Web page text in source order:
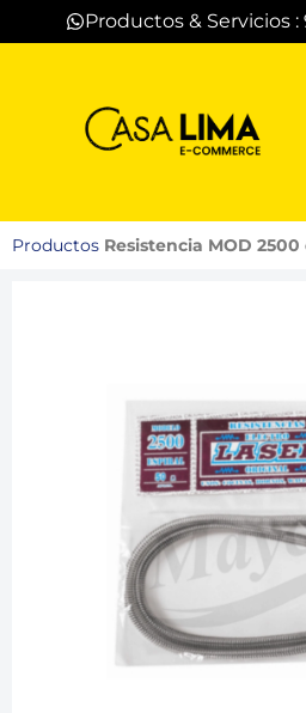
Productos & Servicios :
Productos Resistencia MOD 2500